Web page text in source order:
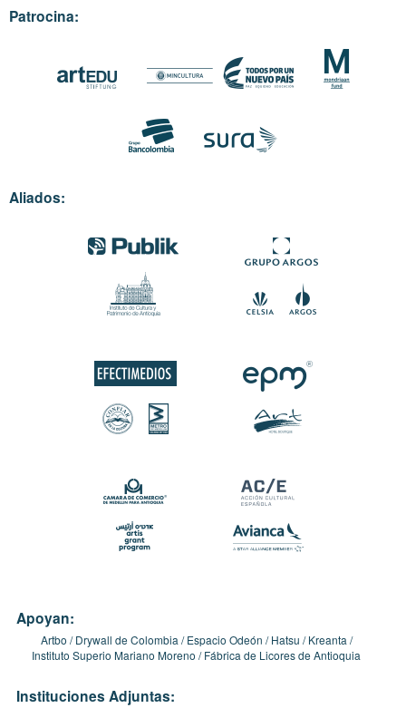
Patrocina:
Aliados:
Apoyan:
Artbo Drywall de Colombia Espacio Odeón Hatsu
Kreanta
Instituto Superio Mariano Moreno
Fábrica de Licores de Antioquia
Instituciones Adjuntas: